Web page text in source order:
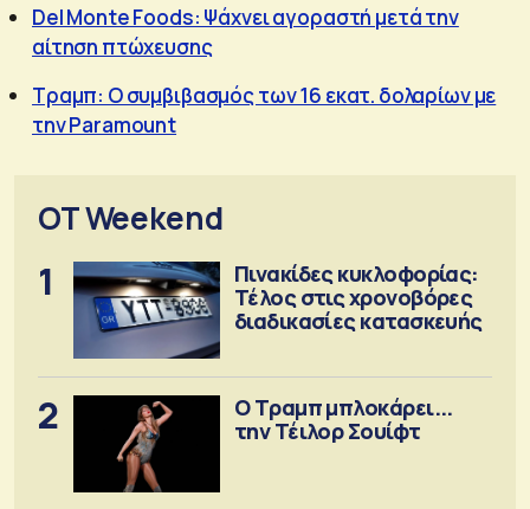
Del Monte Foods: Ψάχνει αγοραστή μετά την
αίτηση πτώχευσης
Τραμπ: Ο συμβιβασμός των 16 εκατ. δολαρίων με
την Paramount
OT Weekend
1
Πινακίδες κυκλοφορίας:
Τέλος στις χρονοβόρες
διαδικασίες κατασκευής
2
Ο Τραμπ μπλοκάρει...
την Τέιλορ Σουίφτ